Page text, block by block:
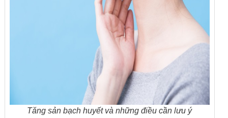
Tăng sản bạch huyết và những điều cần lưu ý